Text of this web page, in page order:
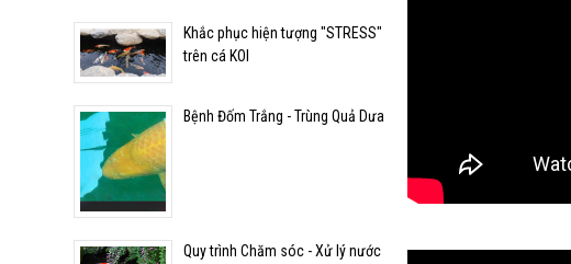
Khắc phục hiện tượng "STRESS"
trên cá KOI
Bệnh Đốm Trắng - Trùng Quả Dưa
Quy trình Chăm sóc - Xử lý nước
Quy trình Chăm sóc - Xử lý
nước - Phòng bệnh - Chữa
bộ sản phẩm của An Lộc
Vài quy tắc cần nhớ để vận
hành hồ koi dễ dàng hơn